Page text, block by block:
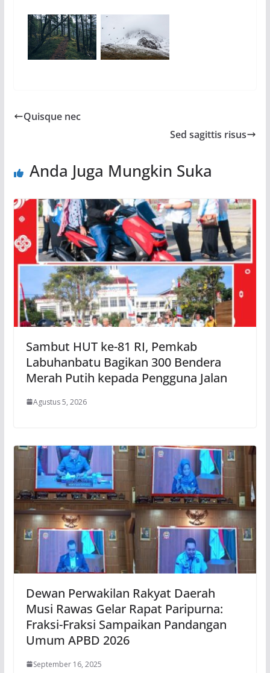
Quisque nec
Sed sagittis risus
Anda Juga Mungkin Suka
Sambut HUT ke-81 RI, Pemkab
Labuhanbatu Bagikan 300 Bendera
Merah Putih kepada Pengguna Jalan
Agustus 5, 2026
Dewan Perwakilan Rakyat Daerah
Musi Rawas Gelar Rapat Paripurna:
Fraksi-Fraksi Sampaikan Pandangan
Umum APBD 2026
September 16, 2025